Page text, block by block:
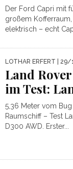
Der Ford Capri mit
großem
elektrisch – echt
LOTHAR ERFERT |
Land
im Test:
5,36 Meter vom
Raumschiff – Test
D300 AWD. Erster...